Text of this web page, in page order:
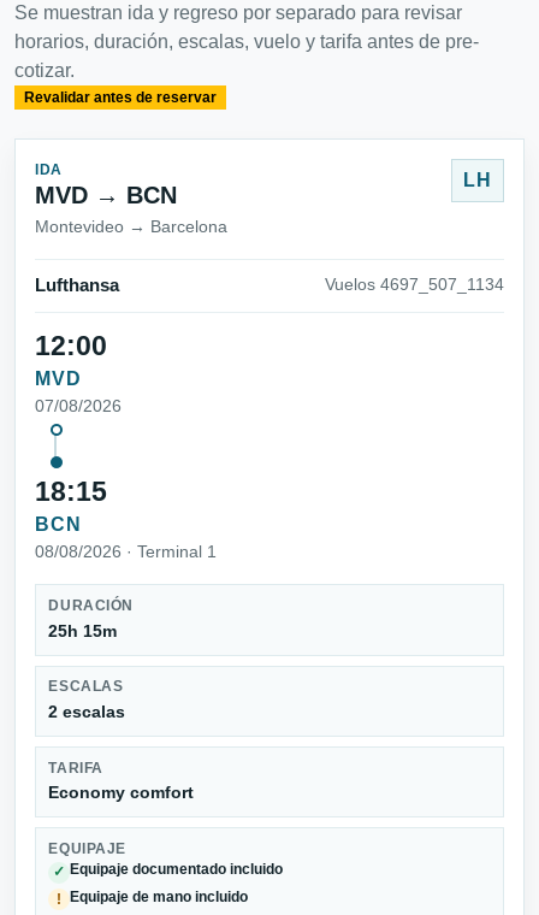
Se muestran ida y regreso por separado para revisar
horarios, duración, escalas, vuelo y tarifa antes de pre-
cotizar.
Revalidar antes de reservar
IDA
MVD → BCN
Montevideo → Barcelona
LH
Lufthansa Vuelos 4697_507_1134
12:00
MVD
07/08/2026
18:15
BCN
08/08/2026 · Terminal 1
DURACIÓN
25h 15m
ESCALAS
2 escalas
TARIFA
Economy comfort
EQUIPAJE
✓ Equipaje documentado incluido
! Equipaje de mano incluido